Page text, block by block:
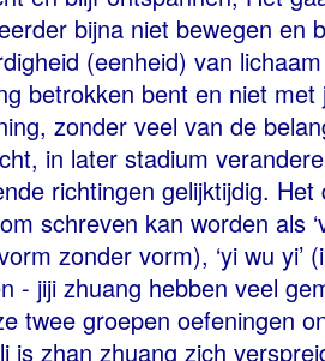
bijna niet bewegen en
(eenheid) van
betrokken bent en niet
zonder veel van de
in later stadium
richtingen gelijktijdig. Het
schreven kan worden als
zonder vorm), ‘yi wu yi’
- jiji zhuang hebben veel
twee groepen oefeningen
is zhan zhuang zich